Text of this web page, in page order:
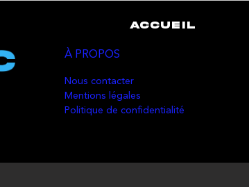
ACCUEIL
À PROPOS
Nous contacter
Mentions légales
Politique de confidentialité